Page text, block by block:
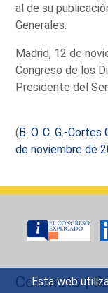
Esta web
al de su
Generales.
Madrid, 12 de
Congreso de los
Presidente del
(B. O. C. G.-
de noviembre de
Contacto|